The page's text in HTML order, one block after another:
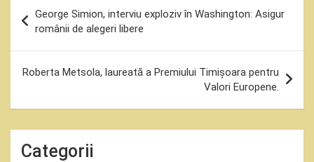
în
articole
George Simion, interviu exploziv în Washington: Asigur
românii de alegeri libere
Roberta Metsola, laureată a Premiului Timișoara pentru
Valori Europene.
Categorii